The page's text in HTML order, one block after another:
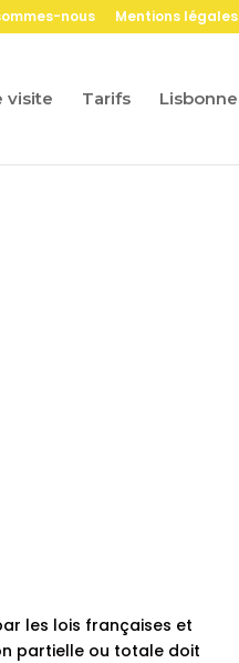
nous Mentions légales
visite Tarifs Lisbonne
les lois françaises et
partielle ou totale doit